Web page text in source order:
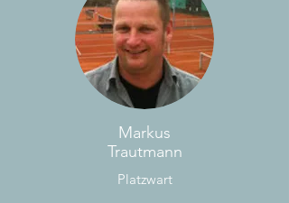
Markus
Trautmann
Platzwart